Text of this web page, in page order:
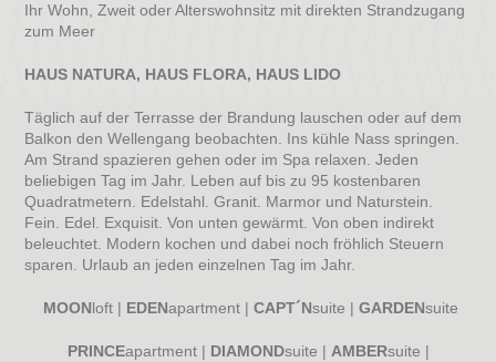
Ihr Wohn, Zweit oder Alterswohnsitz mit direkten Strandzugang
zum Meer
HAUS NATURA, HAUS FLORA, HAUS LIDO
Täglich auf der Terrasse der Brandung lauschen oder auf dem
Balkon den Wellengang beobachten. Ins kühle Nass springen.
Am Strand spazieren gehen oder im Spa relaxen. Jeden
beliebigen Tag im Jahr. Leben auf bis zu 95 kostenbaren
Quadratmetern. Edelstahl. Granit. Marmor und Naturstein.
Fein. Edel. Exquisit. Von unten gewärmt. Von oben indirekt
beleuchtet. Modern kochen und dabei noch fröhlich Steuern
sparen. Urlaub an jeden einzelnen Tag im Jahr.
MOONloft | EDENapartment | CAPT´Nsuite | GARDENsuite
PRINCEapartment | DIAMONDsuite | AMBERsuite |